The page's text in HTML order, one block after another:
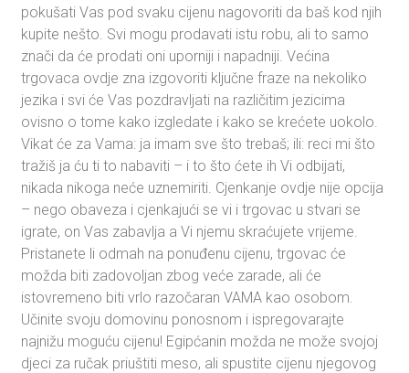
pokušati Vas pod svaku cijenu nagovoriti da baš kod njih
kupite nešto. Svi mogu prodavati istu robu, ali to samo
znači da će prodati oni uporniji i napadniji. Većina
trgovaca ovdje zna izgovoriti ključne fraze na nekoliko
jezika i svi će Vas pozdravljati na različitim jezicima
ovisno o tome kako izgledate i kako se krećete uokolo.
Vikat će za Vama: ja imam sve što trebaš; ili: reci mi što
tražiš ja ću ti to nabaviti – i to što ćete ih Vi odbijati,
nikada nikoga neće uznemiriti. Cjenkanje ovdje nije opcija
– nego obaveza i cjenkajući se vi i trgovac u stvari se
igrate, on Vas zabavlja a Vi njemu skraćujete vrijeme.
Pristanete li odmah na ponuđenu cijenu, trgovac će
možda biti zadovoljan zbog veće zarade, ali će
istovremeno biti vrlo razočaran VAMA kao osobom.
Učinite svoju domovinu ponosnom i ispregovarajte
najnižu moguću cijenu! Egipćanin možda ne može svojoj
djeci za ručak priuštiti meso, ali spustite cijenu njegovog